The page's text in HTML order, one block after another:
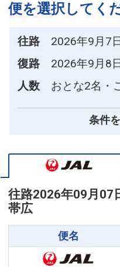
便を選択してく
往路
2026年9月7
復路
2026年9月8
人数
おとな2名・
条件
往路2026年09月07
帯広
便名